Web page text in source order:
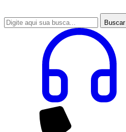
Buscar